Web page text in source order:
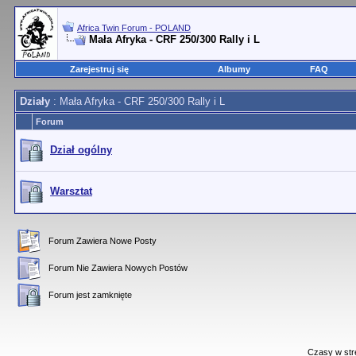
Africa Twin Forum - POLAND
Mała Afryka - CRF 250/300 Rally i L
Zarejestruj się Albumy FAQ
Działy : Mała Afryka - CRF 250/300 Rally i L
Forum
Dział ogólny
Warsztat
Forum Zawiera Nowe Posty
Forum Nie Zawiera Nowych Postów
Forum jest zamknięte
Czasy w